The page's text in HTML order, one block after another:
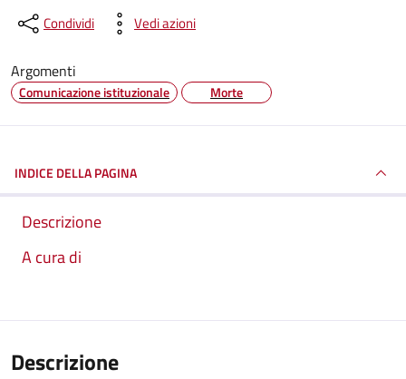
Condividi Vedi azioni
Argomenti
Comunicazione istituzionale Morte
INDICE DELLA PAGINA
Descrizione
A cura di
Descrizione